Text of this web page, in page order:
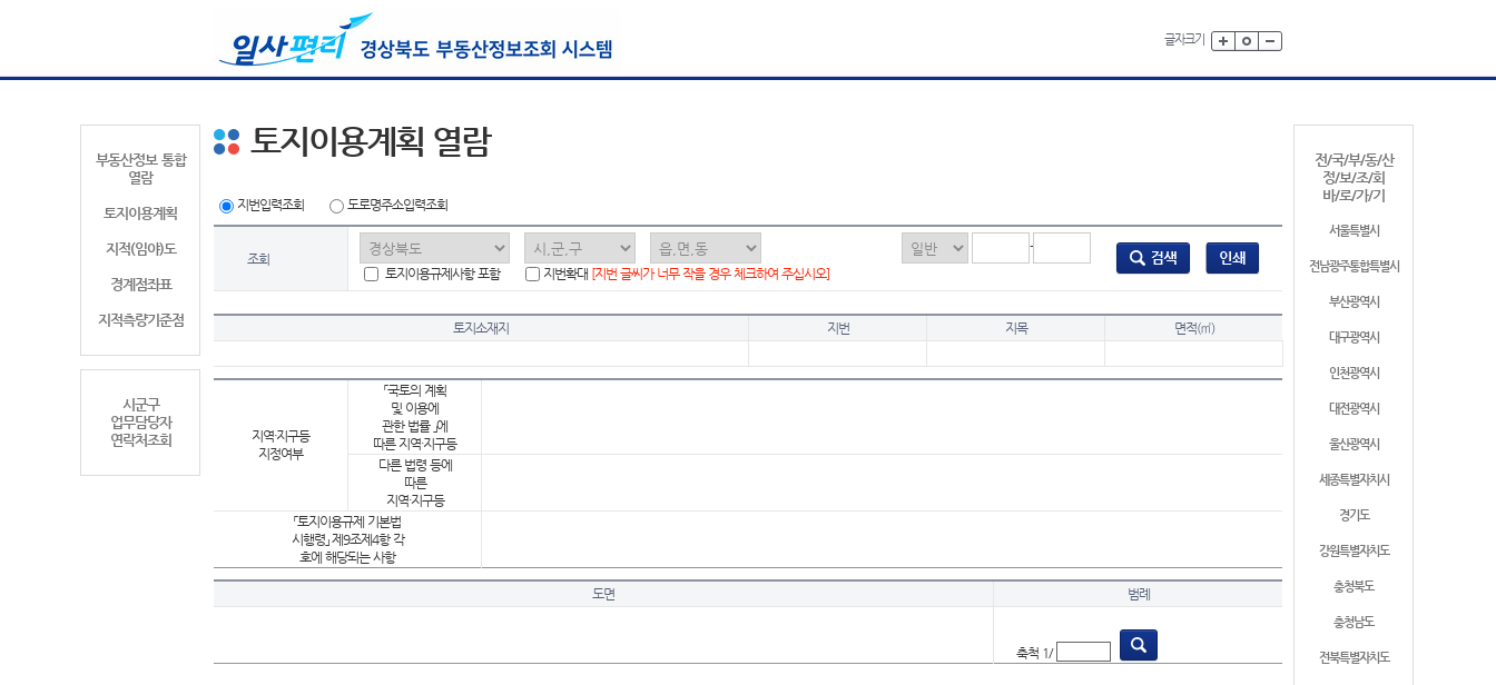
글자크기
부동산정보 통합
열람
토지이용계획
지적(임야)도
경계점좌표
지적측량기준점
시군구
업무담당자
연락처조회
전/국/부/동/산
정/보/조/회
바/로/가/기
서울특별시
전남광주통합특별시
부산광역시
대구광역시
인천광역시
대전광역시
울산광역시
세종특별자치시
경기도
강원특별자치도
충청북도
충청남도
전북특별자치도
토지이용계획 열람
지번입력조회 도로명주소입력조회
조회
-
토지이용규제사항 포함
지번확대 [지번 글씨가 너무 작을 경우 체크하여 주십시오]
토지소재지 지번 지목 면적(㎡)
지역·지구등
지정여부
「국토의 계획
및 이용에
관한 법률 」에
따른 지역·지구등
다른 법령 등에
따른
지역·지구등
「토지이용규제 기본법
시행령」 제9조제4항 각
호에 해당되는 사항
도면 범례
축척 1/